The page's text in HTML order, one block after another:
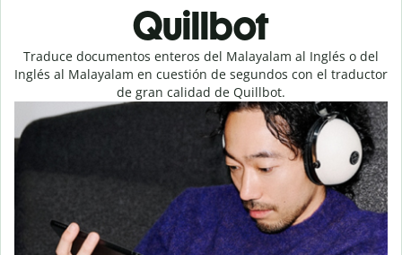
Quillbot
Traduce documentos enteros del Malayalam al Inglés o del
Inglés al Malayalam en cuestión de segundos con el traductor
de gran calidad de Quillbot.